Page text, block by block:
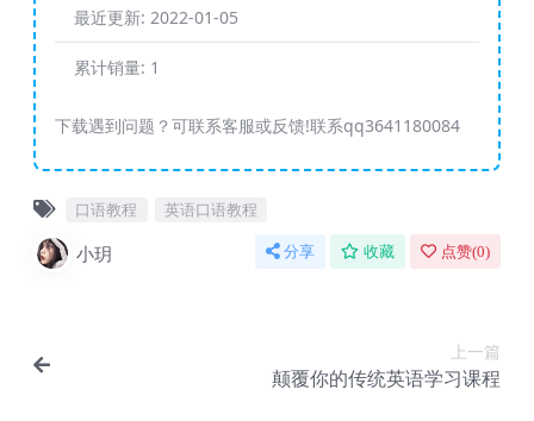
最近更新: 2022-01-05
累计销量: 1
下载遇到问题？可联系客服或反馈!联系qq3641180084
口语教程 英语口语教程
小玥 分享 收藏 点赞(0)
上一篇
颠覆你的传统英语学习课程